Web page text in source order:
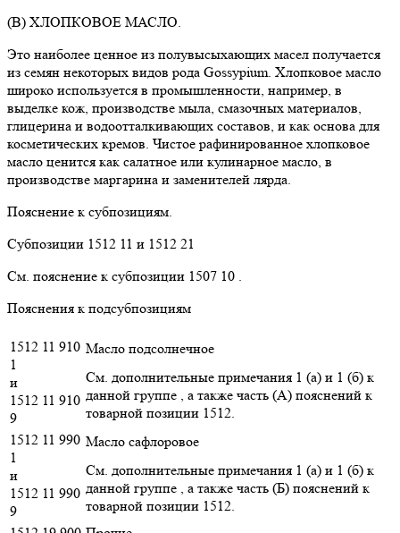
(В) ХЛОПКОВОЕ МАСЛО.
Это наиболее ценное из полувысыхающих масел получается
из семян некоторых видов рода Gossypium. Хлопковое масло
широко используется в промышленности, например, в
выделке кож, производстве мыла, смазочных материалов,
глицерина и водоотталкивающих составов, и как основа для
косметических кремов. Чистое рафинированное хлопковое
масло ценится как салатное или кулинарное масло, в
производстве маргарина и заменителей лярда.
Пояснение к субпозициям.
Субпозиции 1512 11 и 1512 21
См. пояснение к субпозиции 1507 10 .
Пояснения к подсубпозициям
1512 11 910
1
и
1512 11 910
9
Масло подсолнечное
См. дополнительные примечания 1 (а) и 1 (б) к
данной группе , а также часть (А) пояснений к
товарной позиции 1512.
1512 11 990
1
и
1512 11 990
9
Масло сафлоровое
См. дополнительные примечания 1 (а) и 1 (б) к
данной группе , а также часть (Б) пояснений к
товарной позиции 1512.